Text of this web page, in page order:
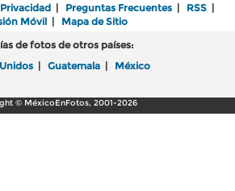
Privacidad | Preguntas Frecuentes | RSS |
Móvil| Mapa de Sitio
de fotos de otros países:
| Guatemala | México
© MéxicoEnFotos, 2001-2026